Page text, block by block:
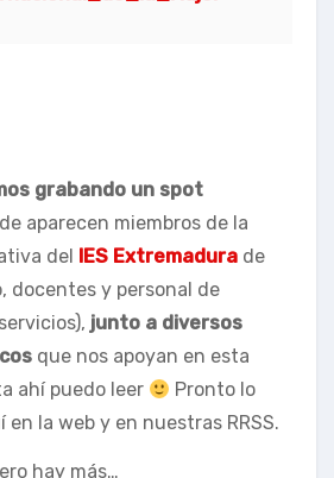
grabando un spot
aparecen miembros de la
del IES Extremadura de
docentes y personal de
junto a diversos
que nos apoyan en esta
ahí puedo leer
Pronto lo
en la web y en nuestras RRSS.
hay más…